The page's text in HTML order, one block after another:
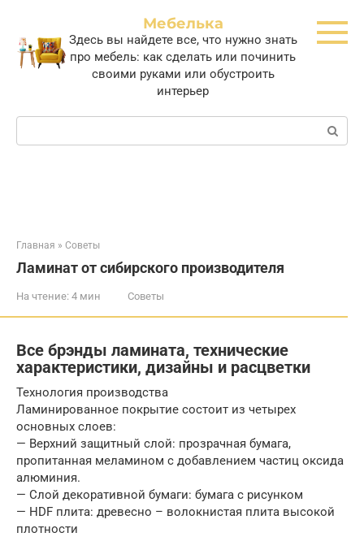
контенту
Мебелька
Здесь вы найдете все, что нужно знать
про мебель: как сделать или починить
своими руками или обустроить
интерьер
Поиск:
Главная » Советы
Ламинат от сибирского производителя
На чтение: 4 мин Советы
Все брэнды ламината, технические
характеристики, дизайны и расцветки
Технология производства
Ламинированное покрытие состоит из четырех
основных слоев:
— Верхний защитный слой: прозрачная бумага,
пропитанная меламином с добавлением частиц оксида
алюминия.
— Слой декоративной бумаги: бумага с рисунком
— HDF плита: древесно – волокнистая плита высокой
плотности